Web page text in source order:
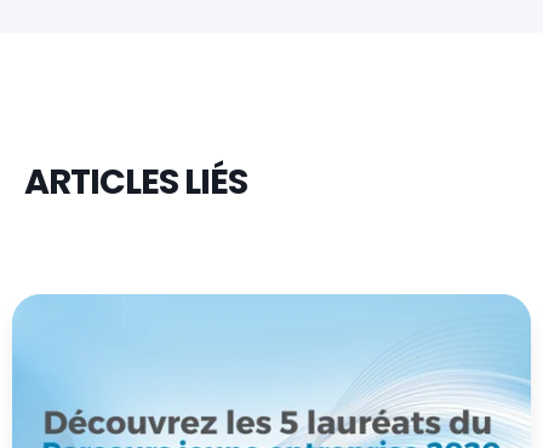
ARTICLES LIÉS